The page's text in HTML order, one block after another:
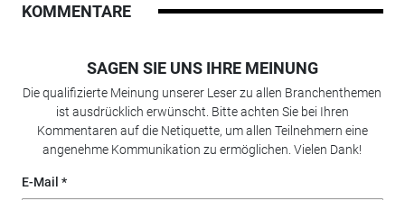
KOMMENTARE
SAGEN SIE UNS IHRE MEINUNG
Die qualifizierte Meinung unserer Leser zu allen Branchenthemen
ist ausdrücklich erwünscht. Bitte achten Sie bei Ihren
Kommentaren auf die Netiquette, um allen Teilnehmern eine
angenehme Kommunikation zu ermöglichen. Vielen Dank!
E-Mail